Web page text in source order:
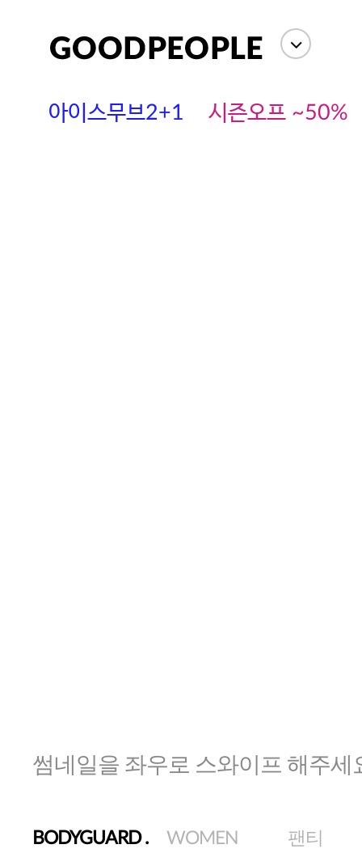
아이스무브2+1 시즌오프 ~50%
썸네일을 좌우로 스와이프 해주세
BODYGUARD. WOMEN 팬티